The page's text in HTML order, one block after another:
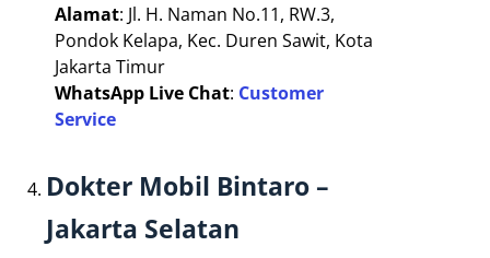
Alamat: Jl. H. Naman No.11, RW.3,
Pondok Kelapa, Kec. Duren Sawit, Kota
Jakarta Timur
WhatsApp Live Chat: Customer
Service
Dokter Mobil Bintaro –
Jakarta Selatan